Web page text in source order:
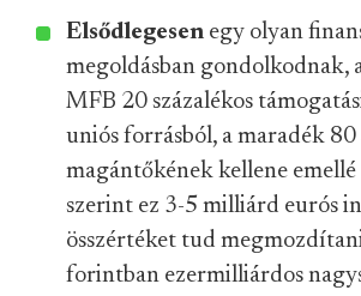
Elsődlegesen egy olyan
megoldásban gondolkodnak,
MFB 20 százalékos
uniós forrásból, a maradék 80
magántőkének kellene emellé
szerint ez 3-5 milliárd eurós
összértéket tud
forintban ezermilliárdos